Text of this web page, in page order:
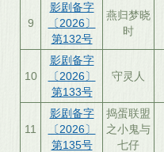
9
影剧备字
〔2026〕
第132号
燕归梦晓
时
10
影剧备字
〔2026〕
第133号
守灵人
11
影剧备字
〔2026〕
第135号
捣蛋联盟
之小鬼与
七仔